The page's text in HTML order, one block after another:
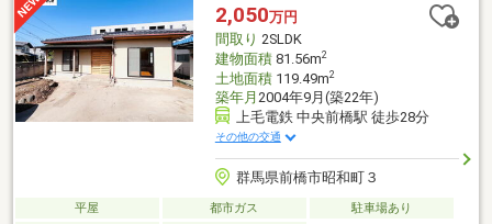
2,050万円
間取り 2SLDK
建物面積81.56m2
土地面積119.49m2
築年月 2004年9月(築22年)
上毛電鉄 中央前橋駅 徒歩28分
その他の交通
群馬県前橋市昭和町３
平屋 都市ガス
駐車場あり